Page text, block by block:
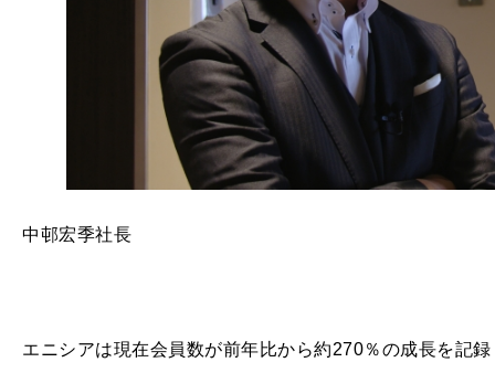
中邨宏季社長
エニシアは現在会員数が前年比から約270％の成長を記